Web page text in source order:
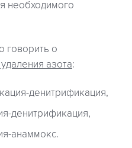
необходимого
говорить о
азота:
денитрификация,
денитрификация,
анаммокс.